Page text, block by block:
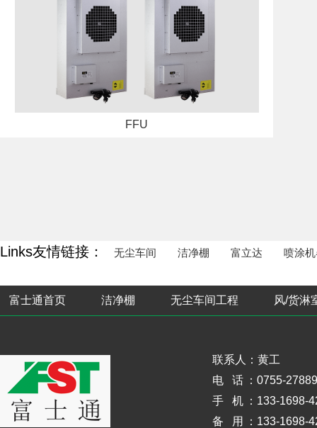
FFU
Links友情链接： 无尘车间 洁净棚 富立达 喷涂
富士通首页 洁净棚 无尘车间工程 风/货淋
联系人：黄工
电 话 ：0755-
手 机 ：133-1698-
备 用
：133-1698-